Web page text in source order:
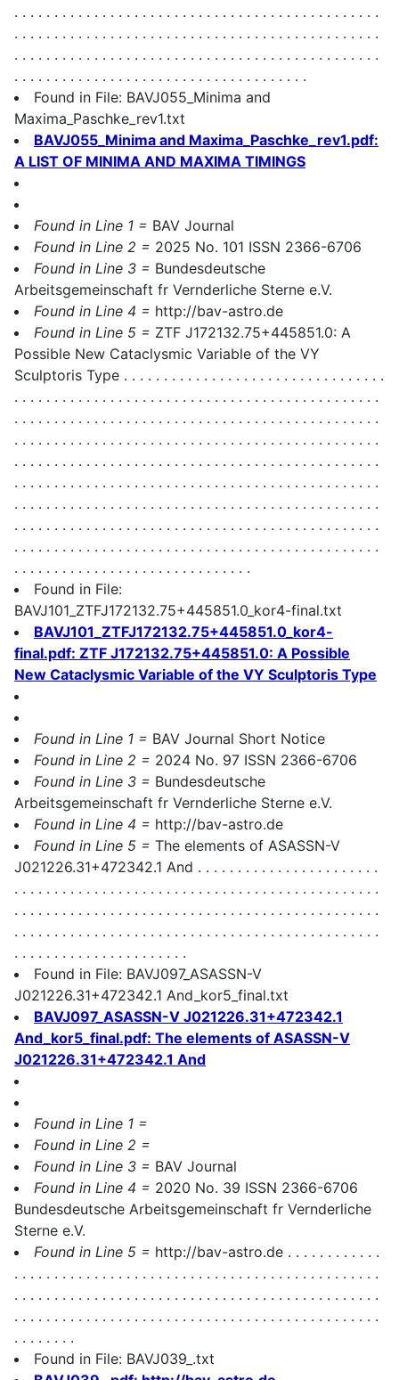
. . . . . . . . . . . . . . . . . . . . . . . . . . . . . . . . . . . . . . . . . . . . . .
. . . . . . . . . . . . . . . . . . . . . . . . . . . . . . . . . . . . . . . . . . . . . .
. . . . . . . . . . . . . . . . . . . . . . . . . . . . . . . . . . . . . . . . . . . . . .
. . . . . . . . . . . . . . . . . . . . . . . . . . . . . . . . . . . . .
Found in File: BAVJ055_Minima and
Maxima_Paschke_rev1.txt
BAVJ055_Minima and Maxima_Paschke_rev1.pdf:
A LIST OF MINIMA AND MAXIMA TIMINGS
Found in Line 1 = BAV Journal
Found in Line 2 = 2025 No. 101 ISSN 2366-6706
Found in Line 3 = Bundesdeutsche
Arbeitsgemeinschaft fr Vernderliche Sterne e.V.
Found in Line 4 = http://bav-astro.de
Found in Line 5 = ZTF J172132.75+445851.0: A
Possible New Cataclysmic Variable of the VY
Sculptoris Type . . . . . . . . . . . . . . . . . . . . . . . . . . . . . . . . .
. . . . . . . . . . . . . . . . . . . . . . . . . . . . . . . . . . . . . . . . . . . . . .
. . . . . . . . . . . . . . . . . . . . . . . . . . . . . . . . . . . . . . . . . . . . . .
. . . . . . . . . . . . . . . . . . . . . . . . . . . . . . . . . . . . . . . . . . . . . .
. . . . . . . . . . . . . . . . . . . . . . . . . . . . . . . . . . . . . . . . . . . . . .
. . . . . . . . . . . . . . . . . . . . . . . . . . . . . . . . . . . . . . . . . . . . . .
. . . . . . . . . . . . . . . . . . . . . . . . . . . . . . . . . . . . . . . . . . . . . .
. . . . . . . . . . . . . . . . . . . . . . . . . . . . . . . . . . . . . . . . . . . . . .
. . . . . . . . . . . . . . . . . . . . . . . . . . . . . . . . . . . . . . . . . . . . . .
. . . . . . . . . . . . . . . . . . . . . . . . . . . . . .
Found in File:
BAVJ101_ZTFJ172132.75+445851.0_kor4-final.txt
BAVJ101_ZTFJ172132.75+445851.0_kor4-
final.pdf: ZTF J172132.75+445851.0: A Possible
New Cataclysmic Variable of the VY Sculptoris Type
Found in Line 1 = BAV Journal Short Notice
Found in Line 2 = 2024 No. 97 ISSN 2366-6706
Found in Line 3 = Bundesdeutsche
Arbeitsgemeinschaft fr Vernderliche Sterne e.V.
Found in Line 4 = http://bav-astro.de
Found in Line 5 = The elements of ASASSN-V
J021226.31+472342.1 And . . . . . . . . . . . . . . . . . . . . . . .
. . . . . . . . . . . . . . . . . . . . . . . . . . . . . . . . . . . . . . . . . . . . . .
. . . . . . . . . . . . . . . . . . . . . . . . . . . . . . . . . . . . . . . . . . . . . .
. . . . . . . . . . . . . . . . . . . . . . . . . . . . . . . . . . . . . . . . . . . . . .
. . . . . . . . . . . . . . . . . . . . . .
Found in File: BAVJ097_ASASSN-V
J021226.31+472342.1 And_kor5_final.txt
BAVJ097_ASASSN-V J021226.31+472342.1
And_kor5_final.pdf: The elements of ASASSN-V
J021226.31+472342.1 And
Found in Line 1 =
Found in Line 2 =
Found in Line 3 = BAV Journal
Found in Line 4 = 2020 No. 39 ISSN 2366-6706
Bundesdeutsche Arbeitsgemeinschaft fr Vernderliche
Sterne e.V.
Found in Line 5 = http://bav-astro.de . . . . . . . . . . . .
. . . . . . . . . . . . . . . . . . . . . . . . . . . . . . . . . . . . . . . . . . . . . .
. . . . . . . . . . . . . . . . . . . . . . . . . . . . . . . . . . . . . . . . . . . . . .
. . . . . . . . . . . . . . . . . . . . . . . . . . . . . . . . . . . . . . . . . . . . . .
. . . . . . . .
Found in File: BAVJ039_.txt